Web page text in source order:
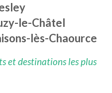
le-Châtel
lès-Chaource
et destinations les plus